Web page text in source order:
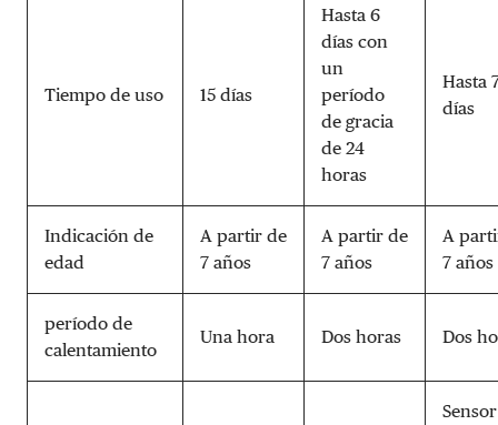
Tiempo de uso 15 días
Hasta 6
días con
un
período
de gracia
de 24
horas
Hasta
días
Indicación de
edad
A partir de
7 años
A partir de
7 años
A
7 años
período de
calentamiento
Una hora Dos horas Dos
Sensor